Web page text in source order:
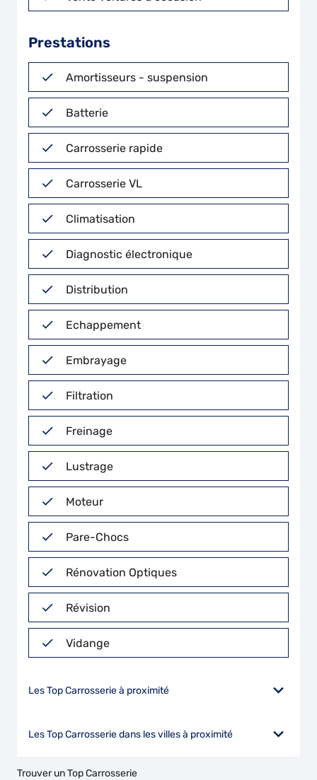
Prestations
Amortisseurs - suspension
Batterie
Carrosserie rapide
Carrosserie VL
Climatisation
Diagnostic électronique
Distribution
Echappement
Embrayage
Filtration
Freinage
Lustrage
Moteur
Pare-Chocs
Rénovation Optiques
Révision
Vidange
Les Top Carrosserie à proximité
Les Top Carrosserie dans les villes à proximité
Trouver un Top Carrosserie